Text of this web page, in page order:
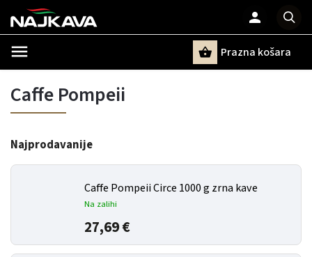
Prazna košara
Caffe Pompeii
Najprodavanije
Caffe Pompeii Circe 1000 g zrna kave
Na zalihi
27,69 €